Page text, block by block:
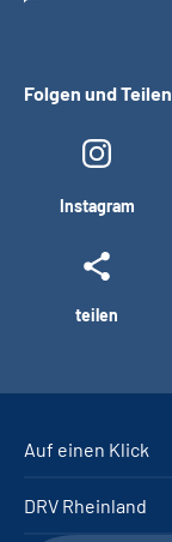
Folgen und Teilen
Instagram
teilen
Auf einen Klick
DRV Rheinland